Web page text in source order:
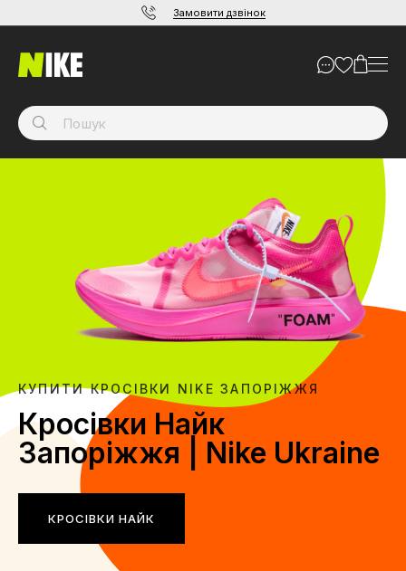
Замовити дзвінок
КУПИТИ КРОСІВКИ NIKE ЗАПОРІЖЖЯ
Кросівки Найк
Запоріжжя | Nike Ukraine
КРОСІВКИ НАЙК